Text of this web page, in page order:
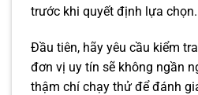
trước khi quyết định lựa chọn.
Đầu tiên, hãy yêu cầu kiểm
đơn vị uy tín sẽ không ngần
thậm chí chạy thử để đánh